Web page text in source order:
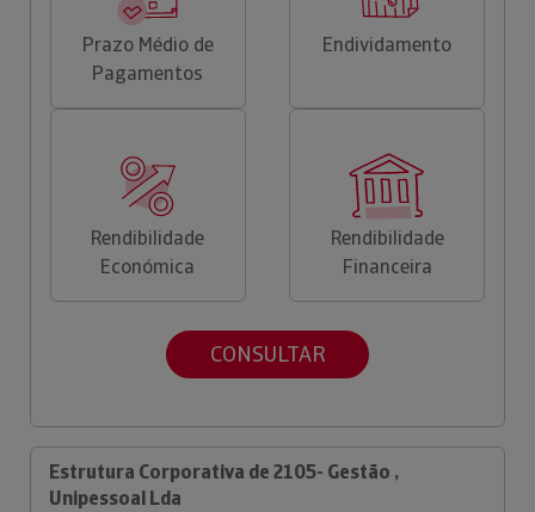
Prazo Médio de
Pagamentos
Endividamento
Rendibilidade
Económica
Rendibilidade
Financeira
CONSULTAR
Estrutura Corporativa de 2105- Gestão ,
Unipessoal Lda